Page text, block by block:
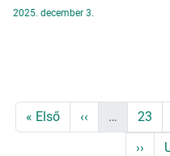
2025. december 3.
Oldalszámozás
Első oldal
« Első Előző oldal
‹‹ … Page
23
››